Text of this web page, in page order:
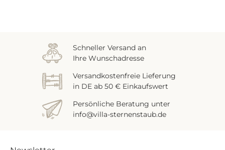
Schneller Versand an
Ihre Wunschadresse
Versandkostenfreie Lieferung
in DE ab 50 € Einkaufswert
Persönliche Beratung unter
info@villa-sternenstaub.de